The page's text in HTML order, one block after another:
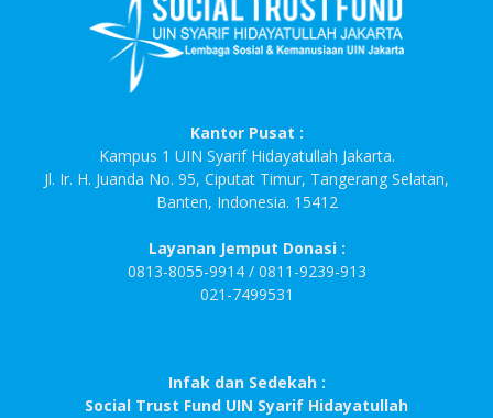
Kantor Pusat :
Kampus 1 UIN Syarif Hidayatullah Jakarta.
Jl. Ir. H. Juanda No. 95, Ciputat Timur, Tangerang Selatan,
Banten, Indonesia. 15412
Layanan Jemput Donasi :
0813-8055-9914 / 0811-9239-913
021-7499531
Infak dan Sedekah :
Social Trust Fund UIN Syarif Hidayatullah